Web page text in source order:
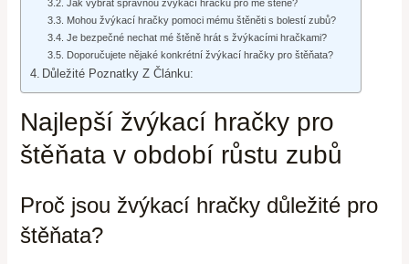
Jak vybrat správnou žvýkací hračku pro mé štěně?
Mohou žvýkací hračky pomoci mému štěněti s bolestí zubů?
Je bezpečné nechat mé štěně hrát s žvýkacími hračkami?
Doporučujete nějaké konkrétní žvýkací hračky pro štěňata?
Důležité Poznatky Z Článku:
Najlepší žvýkací hračky pro
štěňata v období růstu zubů
Proč jsou žvýkací hračky důležité pro
štěňata?